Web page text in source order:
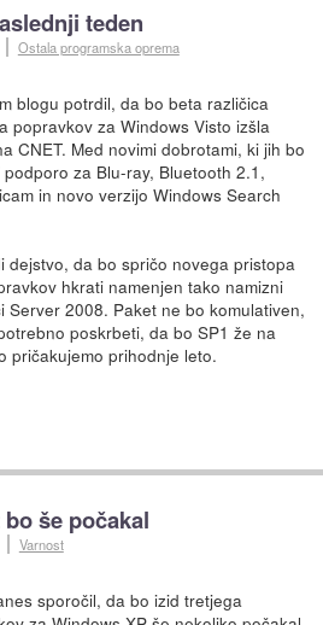
teden
Ostala programska oprema
blogu potrdil, da bo beta različica
popravkov za Windows Visto izšla
CNET. Med novimi dobrotami, ki jih bo
za Blu-ray, Bluetooth 2.1,
in novo verzijo Windows Search
dejstvo, da bo spričo novega pristopa
hkrati namenjen tako namizni
Server 2008. Paket ne bo komulativen,
poskrbeti, da bo SP1 že na
pričakujemo prihodnje leto.
še počakal
Varnost
sporočil, da bo izid tretjega